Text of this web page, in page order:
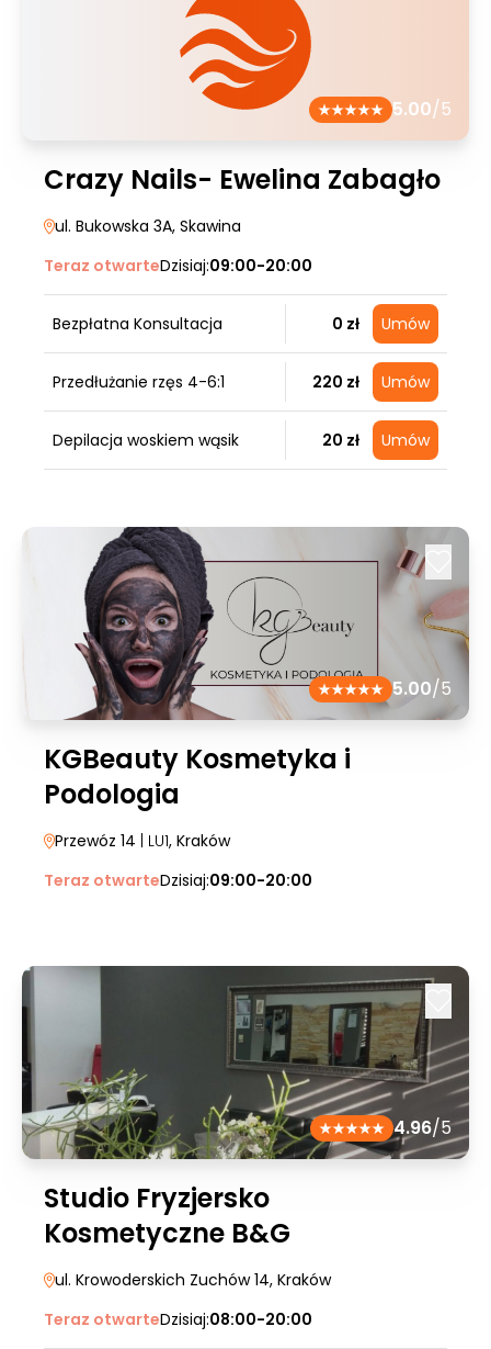
5.00/5
Crazy Nails- Ewelina Zabagło
ul. Bukowska 3A, Skawina
Teraz otwarteDzisiaj:09:00-20:00
Bezpłatna Konsultacja 0 zł Umów
Przedłużanie rzęs 4-6:1 220 zł Umów
Depilacja woskiem wąsik 20 zł Umów
5.00/5
KGBeauty Kosmetyka i
Podologia
Przewóz 14 | LU1, Kraków
Teraz otwarteDzisiaj:09:00-20:00
4.96/5
Studio Fryzjersko
Kosmetyczne B&G
ul. Krowoderskich Zuchów 14, Kraków
Teraz otwarteDzisiaj:08:00-20:00